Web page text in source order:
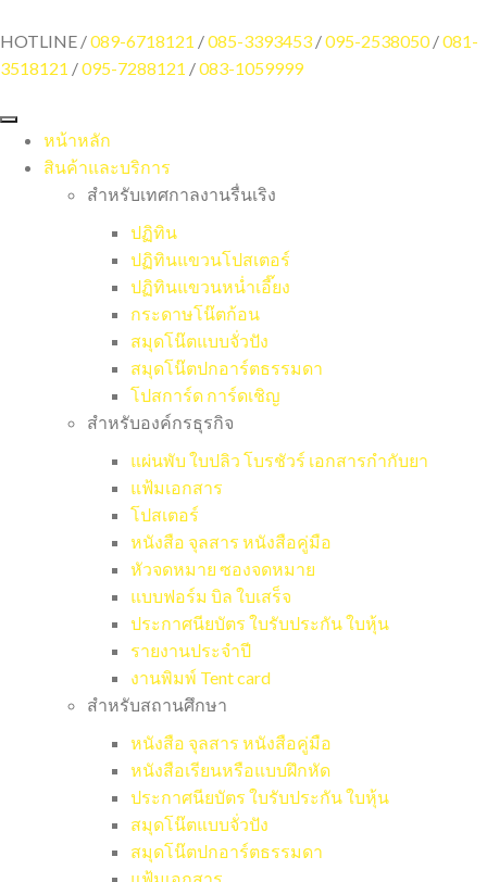
HOTLINE /089-6718121 /085-3393453 /095-2538050/081-
3518121 /095-7288121 /083-1059999
หน้าหลัก
สินค้าและบริการ
สำหรับเทศกาลงานรื่นเริง
ปฏิทิน
ปฏิทินแขวนโปสเตอร์
ปฏิทินแขวนหน่ำเอี๊ยง
กระดาษโน๊ตก้อน
สมุดโน๊ตแบบจั่วปัง
สมุดโน๊ตปกอาร์ตธรรมดา
โปสการ์ด การ์ดเชิญ
สำหรับองค์กรธุรกิจ
แผ่นพับ ใบปลิว โบรชัวร์ เอกสารกำกับยา
แฟ้มเอกสาร
โปสเตอร์
หนังสือ จุลสาร หนังสือคู่มือ
หัวจดหมาย ซองจดหมาย
แบบฟอร์ม บิล ใบเสร็จ
ประกาศนียบัตร ใบรับประกัน ใบหุ้น
รายงานประจำปี
งานพิมพ์ Tent card
สำหรับสถานศึกษา
หนังสือ จุลสาร หนังสือคู่มือ
หนังสือเรียนหรือแบบฝึกหัด
ประกาศนียบัตร ใบรับประกัน ใบหุ้น
สมุดโน๊ตแบบจั่วปัง
สมุดโน๊ตปกอาร์ตธรรมดา